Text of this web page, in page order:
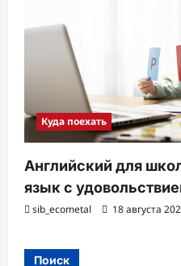
Куда поехать
Английский для
язык с
sib_ecometal 18 августа
Поиск